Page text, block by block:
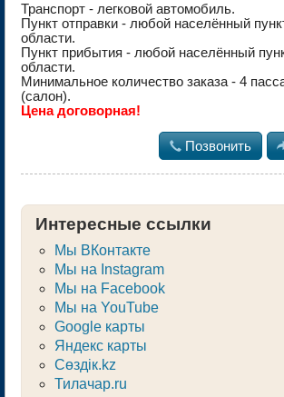
Транспорт - легковой автомобиль.
Пункт отправки - любой населённый
области.
Пункт прибытия - любой населённый
области.
Минимальное количество заказа - 4
(салон).
Цена договорная!
 Позвонить
Интересные ссылки
Мы ВКонтакте
Мы на Instagram
Мы на Facebook
Мы на YouTube
Google карты
Яндекс карты
Сөздік.kz
Тилачар.ru